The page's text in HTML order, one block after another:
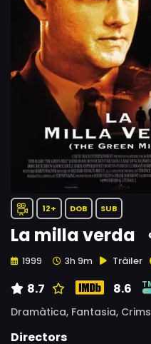
12+ DOB SUB
La milla verda
1999 3h 9m Tràiler
8.7 8.6
Dramàtica, Fantasia, Crims
Directors